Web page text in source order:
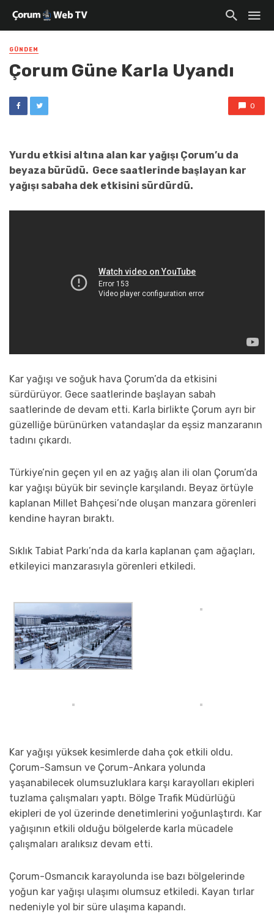
GÜNDEM
Çorum Güne Karla Uyandı
0
Yurdu etkisi altına alan kar yağışı Çorum’u da
beyaza bürüdü. Gece saatlerinde başlayan kar
yağışı sabaha dek etkisini sürdürdü.
Kar yağışı ve soğuk hava Çorum’da da etkisini
sürdürüyor. Gece saatlerinde başlayan sabah
saatlerinde de devam etti. Karla birlikte Çorum ayrı bir
güzelliğe bürünürken vatandaşlar da eşsiz manzaranın
tadını çıkardı.
Türkiye’nin geçen yıl en az yağış alan ili olan Çorum’da
kar yağışı büyük bir sevinçle karşılandı. Beyaz örtüyle
kaplanan Millet Bahçesi’nde oluşan manzara görenleri
kendine hayran bıraktı.
Sıklık Tabiat Parkı’nda da karla kaplanan çam ağaçları,
etkileyici manzarasıyla görenleri etkiledi.
Kar yağışı yüksek kesimlerde daha çok etkili oldu.
Çorum-Samsun ve Çorum-Ankara yolunda
yaşanabilecek olumsuzluklara karşı karayolları ekipleri
tuzlama çalışmaları yaptı. Bölge Trafik Müdürlüğü
ekipleri de yol üzerinde denetimlerini yoğunlaştırdı. Kar
yağışının etkili olduğu bölgelerde karla mücadele
çalışmaları aralıksız devam etti.
Çorum-Osmancık karayolunda ise bazı bölgelerinde
yoğun kar yağışı ulaşımı olumsuz etkiledi. Kayan tırlar
nedeniyle yol bir süre ulaşıma kapandı.